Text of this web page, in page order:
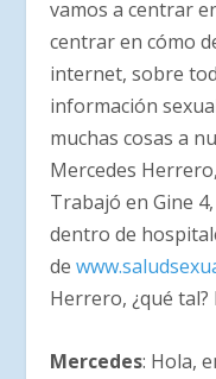
vamos a centrar
centrar en cómo
internet, sobre
información
muchas cosas a
Mercedes
Trabajó en Gine
dentro de
de
Herrero, ¿qué tal?
Mercedes: Hola,